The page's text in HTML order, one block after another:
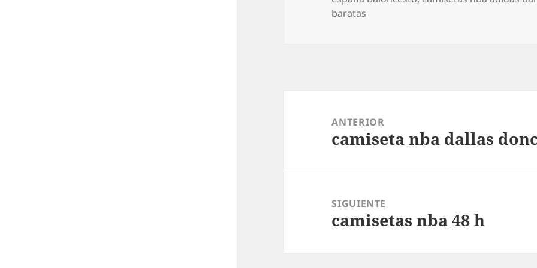
baratas
entradas
ANTERIOR
Entrada
camiseta nba dallas
SIGUIENTE
Entrada
camisetas nba 48 h